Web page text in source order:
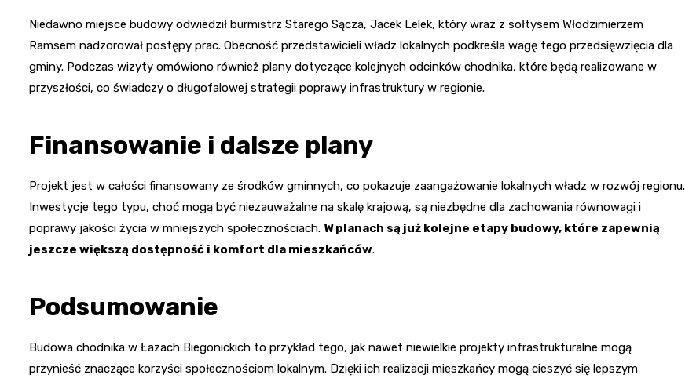
Niedawno miejsce budowy odwiedził burmistrz Starego Sącza, Jacek Lelek, który wraz z sołtysem Włodzimierzem
Ramsem nadzorował postępy prac. Obecność przedstawicieli władz lokalnych podkreśla wagę tego przedsięwzięcia dla
gminy. Podczas wizyty omówiono również plany dotyczące kolejnych odcinków chodnika, które będą realizowane w
przyszłości, co świadczy o długofalowej strategii poprawy infrastruktury w regionie.
Finansowanie i dalsze plany
Projekt jest w całości finansowany ze środków gminnych, co pokazuje zaangażowanie lokalnych władz w rozwój regionu.
Inwestycje tego typu, choć mogą być niezauważalne na skalę krajową, są niezbędne dla zachowania równowagi i
poprawy jakości życia w mniejszych społecznościach. W planach są już kolejne etapy budowy, które zapewnią
jeszcze większą dostępność i komfort dla mieszkańców.
Podsumowanie
Budowa chodnika w Łazach Biegonickich to przykład tego, jak nawet niewielkie projekty infrastrukturalne mogą
przynieść znaczące korzyści społecznościom lokalnym. Dzięki ich realizacji mieszkańcy mogą cieszyć się lepszym